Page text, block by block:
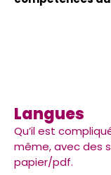
Langues
Qu’il est
même, avec des
papier/pdf.